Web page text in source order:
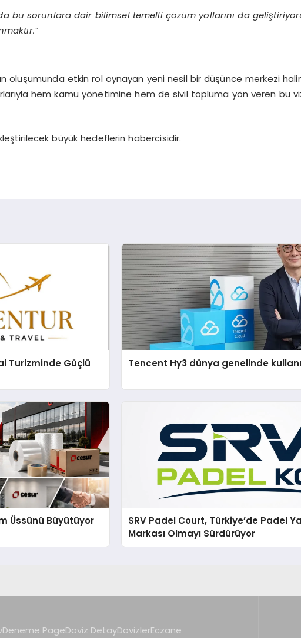
bu sorunlara dair bilimsel temelli çözüm yollarını da
oluşumunda etkin rol oynayan yeni nesil bir düşünce merkezi
hem kamu yönetimine hem de sivil topluma yön veren bu
büyük hedeflerin habercisidir.
Turizminde Güçlü
Tencent Hy3 dünya genelinde
Üssünü Büyütüyor
SRV Padel Court, Türkiye’de Padel
Markası Olmayı Sürdürüyor
Deneme PageDöviz DetayDövizlerEczane